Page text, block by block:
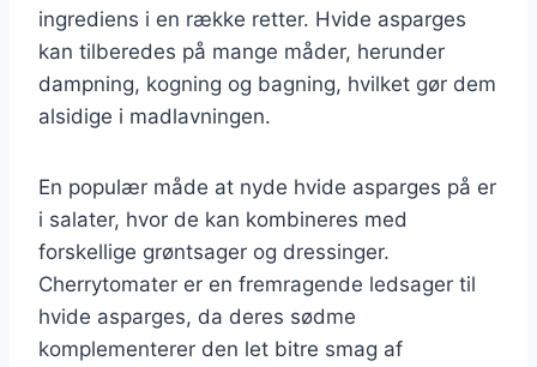
ingrediens i en række retter. Hvide asparges
kan tilberedes på mange måder, herunder
dampning, kogning og bagning, hvilket gør dem
alsidige i madlavningen.
En populær måde at nyde hvide asparges på er
i salater, hvor de kan kombineres med
forskellige grøntsager og dressinger.
Cherrytomater er en fremragende ledsager til
hvide asparges, da deres sødme
komplementerer den let bitre smag af